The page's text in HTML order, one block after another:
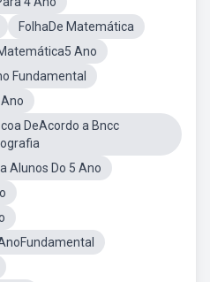
FolhaDe Matemática
Ano
Fundamental
DeAcordo a Bncc
Alunos Do 5 Ano